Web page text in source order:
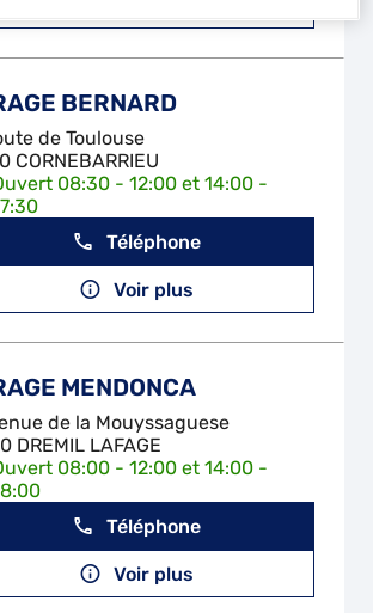
BERNARD
de Toulouse
CORNEBARRIEU
08:30 - 12:00 et 14:00 -
Téléphone
Voir plus
MENDONCA
de la Mouyssaguese
DREMIL LAFAGE
08:00 - 12:00 et 14:00 -
Téléphone
Voir plus